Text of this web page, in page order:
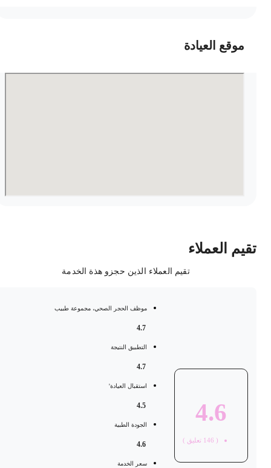
موقع العيادة
العملاء
تقيم العملاء الذين حجزو هذة الخدمة
4.6
146 تعليق )
موظف الحجر الصحي، مجموعة طبيب
التطبيق النتيجة
استقبال العيادة'
الجودة الطبية
سعر الخدمة